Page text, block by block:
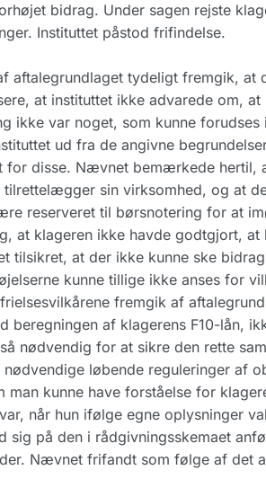
bidrag. Under sagen rejste
Instituttet påstod frifindelse.
aftalegrundlaget tydeligt fremgik, at
at instituttet ikke advarede om,
ikke var noget, som kunne
ud fra de angivne
disse. Nævnet bemærkede hertil,
sin virksomhed, og at
reserveret til børsnotering for at
at klageren ikke havde godtgjort, at
tilsikret, at der ikke kunne ske
kunne tillige ikke anses for
fremgik af
beregningen af klagerens F10-lån,
nødvendig for at sikre den rette
nødvendige løbende reguleringer af
man kunne have forståelse for
når hun ifølge egne oplysninger
sig på den i rådgivningsskemaet
Nævnet frifandt som følge af det